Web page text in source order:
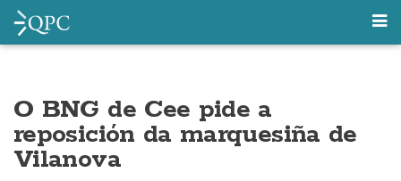
O BNG de Cee pide a
reposición da marquesiña de
Vilanova